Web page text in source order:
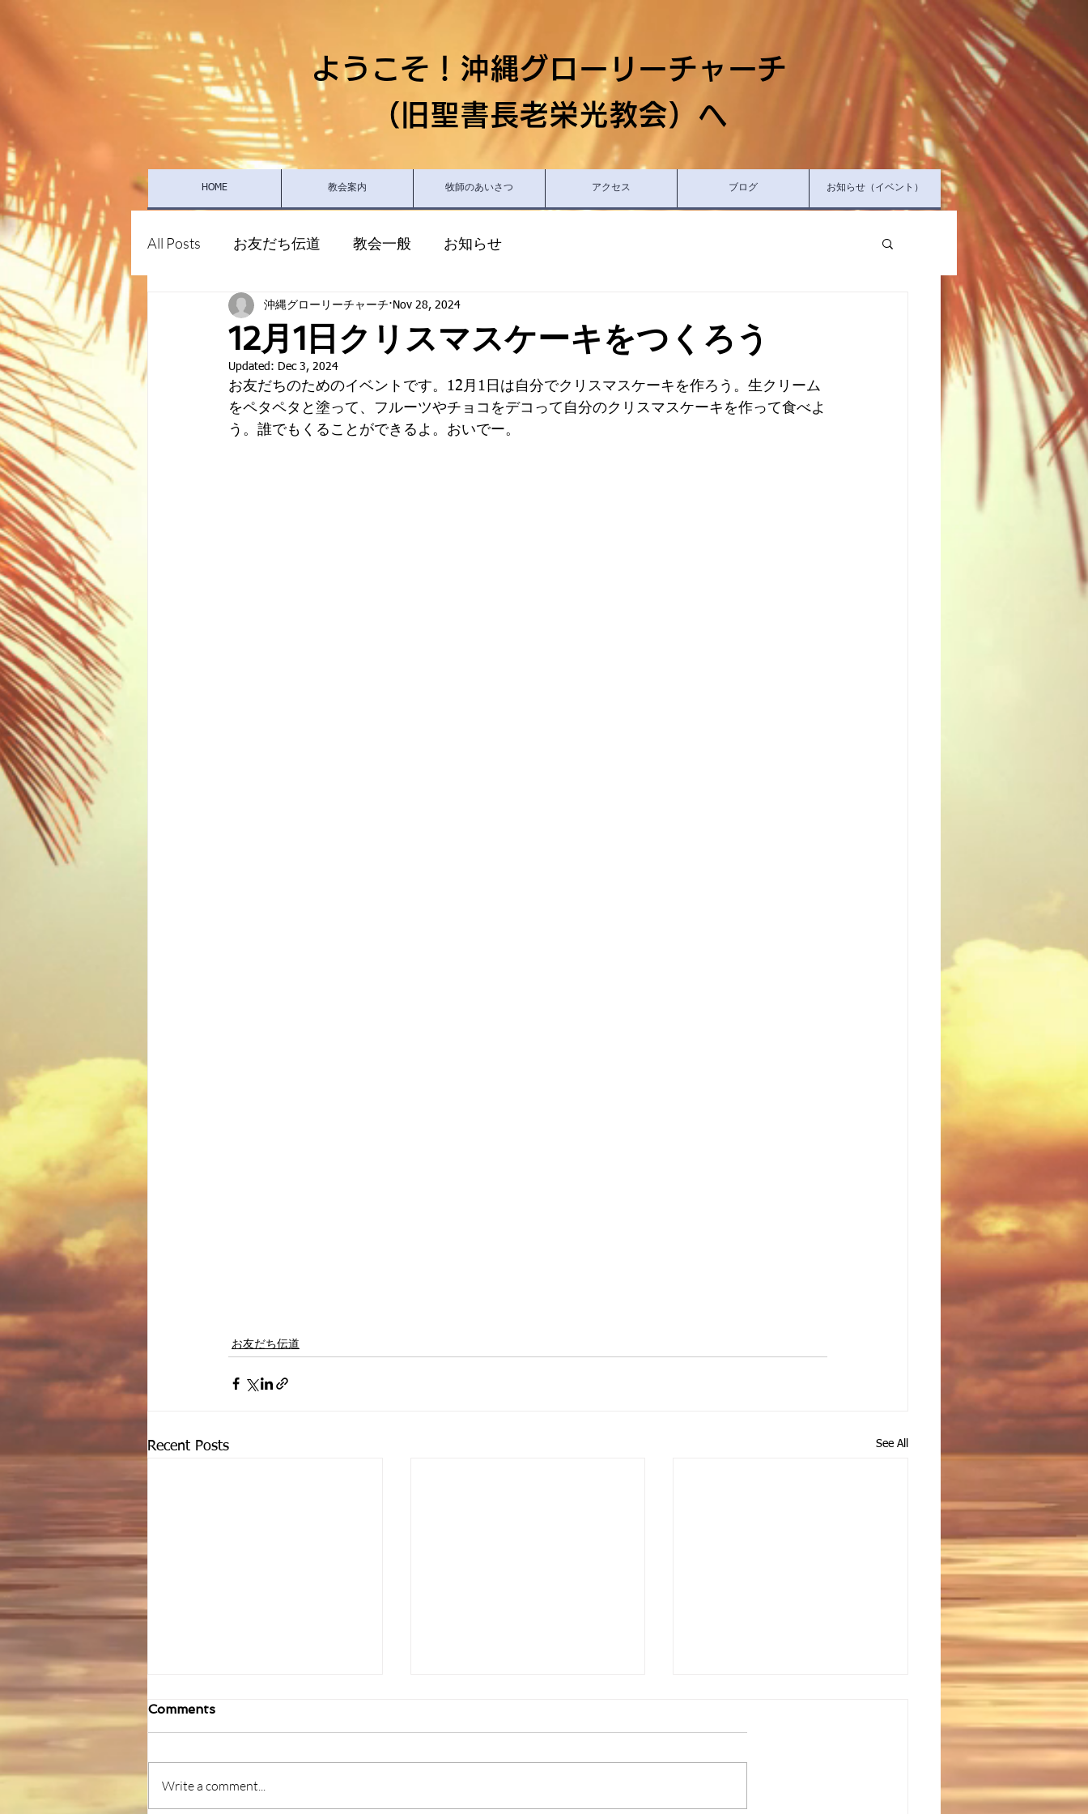
ようこそ！沖縄グローリーチャーチ
（旧聖書長老栄光教会）へ
HOME 教会案内 牧師のあいさつ アクセス ブログ お知らせ（イベント）
All Posts お友だち伝道 教会一般 お知らせ
12月1日クリスマスケーキをつくろう
沖縄グローリーチャーチ Nov 28, 2024
Updated: Dec 3, 2024
お友だちのためのイベントです。12月1日は自分でクリスマスケーキを作ろう。生クリーム
をペタペタと塗って、フルーツやチョコをデコって自分のクリスマスケーキを作って食べよ
う。誰でもくることができるよ。おいでー。
お友だち伝道
Recent Posts See All
Comments
Write a comment...